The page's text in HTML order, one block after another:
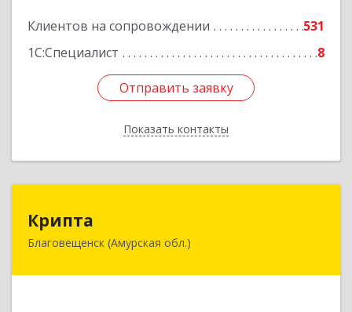
Клиентов на сопровождении
531
1С:Специалист
8
Отправить заявку
Показать контакты
Подробнее
Отправить заявку
Назад
Крипта
Благовещенск (Амурская обл.)
675000, Амурская обл, Благовещенск г,